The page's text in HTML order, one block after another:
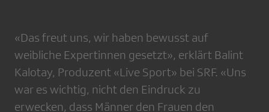
«Das freut uns, wir haben bewusst auf
weibliche Expertinnen gesetzt», erklärt Balint
Kalotay, Produzent «Live Sport» bei SRF. «Uns
war es wichtig, nicht den Eindruck zu
erwecken, dass Männer den Frauen den